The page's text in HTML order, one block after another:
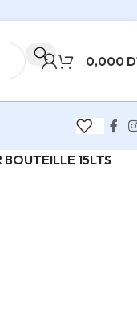
0,000
BOUTEILLE 15LTS